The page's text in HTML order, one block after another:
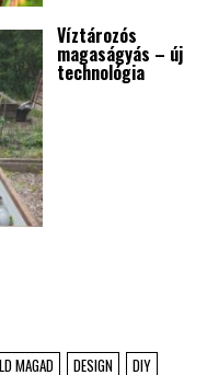
Víztározós
magaságyás – új
technológia
MAGAD DESIGN
DIY